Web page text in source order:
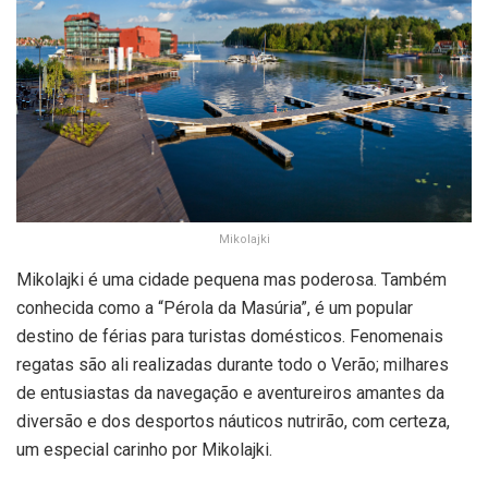
Mikolajki
Mikolajki é uma cidade pequena mas poderosa. Também
conhecida como a “Pérola da Masúria”, é um popular
destino de férias para turistas domésticos. Fenomenais
regatas são ali realizadas durante todo o Verão; milhares
de entusiastas da navegação e aventureiros amantes da
diversão e dos desportos náuticos nutrirão, com certeza,
um especial carinho por Mikolajki.